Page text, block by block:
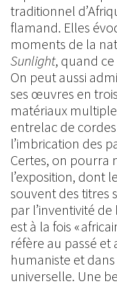
traditionnel
flamand. Elles
moments de la
Sunlight, quand
On peut aussi
ses œuvres en
matériaux
entrelac de
l’imbrication des
Certes, on pourra
l’exposition, dont
souvent des titres
par l’inventivité
est à la fois «
réfère au passé
humaniste et
universelle. Une